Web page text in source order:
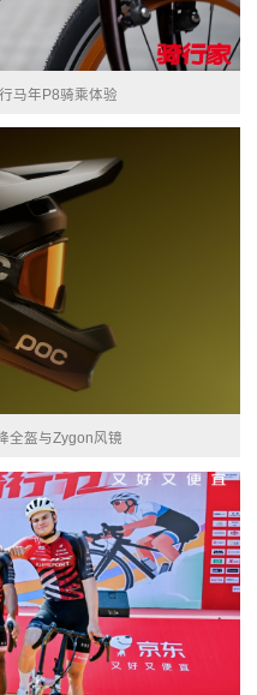
马年P8骑乘体验
全盔与Zygon风镜